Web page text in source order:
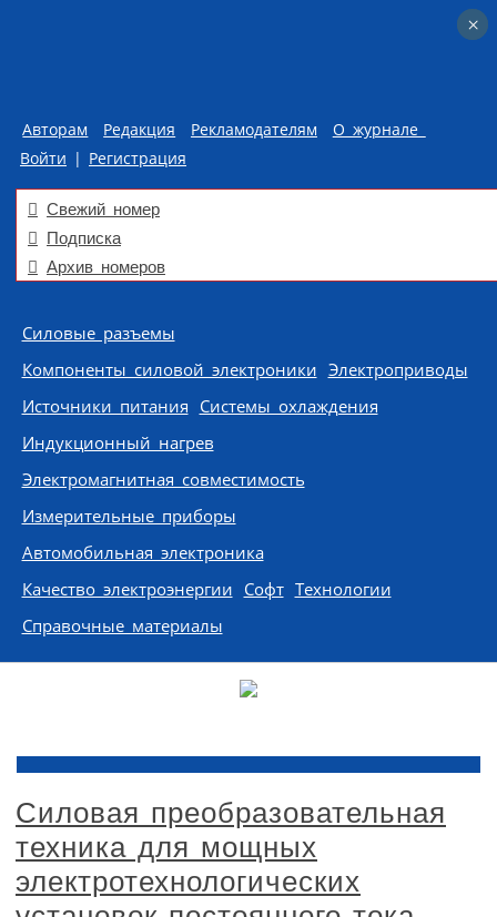
Авторам Редакция Рекламодателям
О журнале
Войти | Регистрация
Свежий номер
Подписка
Архив номеров
Skip to content
Силовые разъемы
Компоненты силовой электроники Электроприводы
Источники питания Системы охлаждения
Индукционный нагрев
Электромагнитная совместимость
Измерительные приборы
Автомобильная электроника
Качество электроэнергии Софт Технологии
Справочные материалы
Силовая преобразовательная
техника для мощных
электротехнологических
×
×